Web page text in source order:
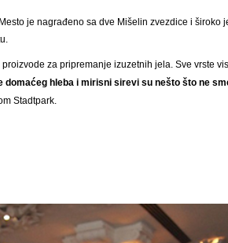
je nagrađeno sa dve Mišelin zvezdice i široko
za pripremanje izuzetnih jela. Sve vrste
domaćeg hleba i mirisni sirevi su nešto što ne
Stadtpark.